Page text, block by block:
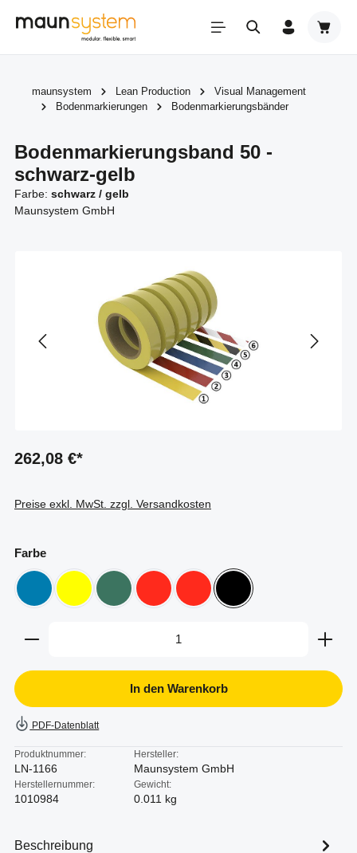
Zum Hauptinhalt springen
maunsystem Lean Production
Visual Management
Bodenmarkierungen
Bodenmarkierungsbänder
Bodenmarkierungsband 50 -
schwarz-gelb
Farbe: schwarz / gelb
Maunsystem GmbH
262,08 €*
Preise exkl. MwSt. zzgl. Versandkosten
Farbeauswählen
blau gelb grün ähnlich Ral 6000
rot rot / weiß schwarz / gelb
Produkt Anzahl: Gib den gewünschten Wert ein
In den Warenkorb
PDF-Datenblatt
Produktnummer:
LN-1166
Hersteller:
Maunsystem GmbH
Herstellernummer:
1010984
Gewicht:
0.011 kg
Beschreibung